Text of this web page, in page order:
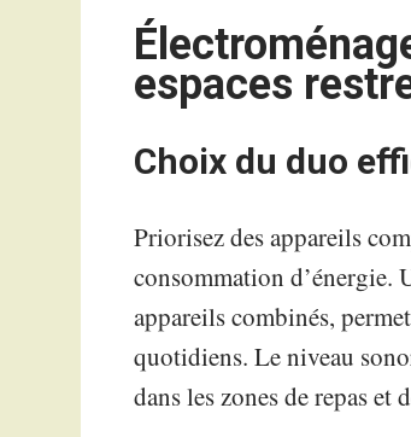
espaces
Choix du duo
Priorisez des appareils
consommation d’énergie.
appareils combinés,
quotidiens. Le niveau
dans les zones de repas et